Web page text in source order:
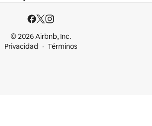
© 2026 Airbnb, Inc.
Privacidad
Términos